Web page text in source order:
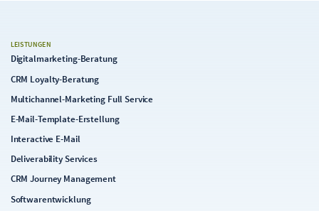
LEISTUNGEN
Digitalmarketing-Beratung
CRM Loyalty-Beratung
Multichannel-Marketing Full Service
E-Mail-Template-Erstellung
Interactive E-Mail
Deliverability Services
CRM Journey Management
Softwarentwicklung